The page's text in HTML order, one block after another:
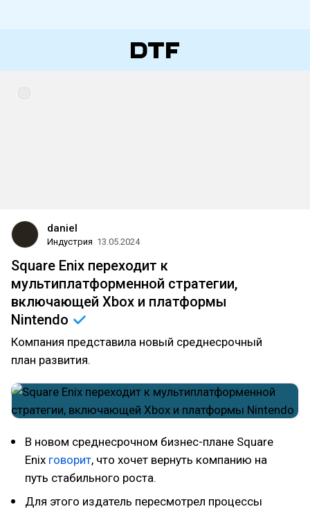
daniel
Индустрия 13.05.2024
Square Enix переходит к
мультиплатформенной стратегии,
включающей Xbox и платформы
Nintendo
Компания представила новый среднесрочный
план развития.
В новом среднесрочном бизнес-плане Square
Enix говорит, что хочет вернуть компанию на
путь стабильного роста.
Для этого издатель пересмотрел процессы